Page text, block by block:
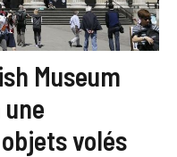
Museum
volés